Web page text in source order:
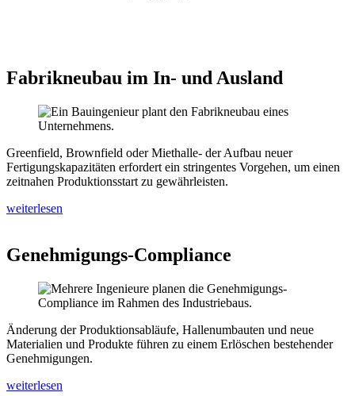
Fabrikneubau im In- und Ausland
Greenfield, Brownfield oder Miethalle- der Aufbau neuer
Fertigungskapazitäten erfordert ein stringentes Vorgehen, um einen
zeitnahen Produktionsstart zu gewährleisten.
weiterlesen
Genehmigungs-Compliance
Änderung der Produktionsabläufe, Hallenumbauten und neue
Materialien und Produkte führen zu einem Erlöschen bestehender
Genehmigungen.
weiterlesen